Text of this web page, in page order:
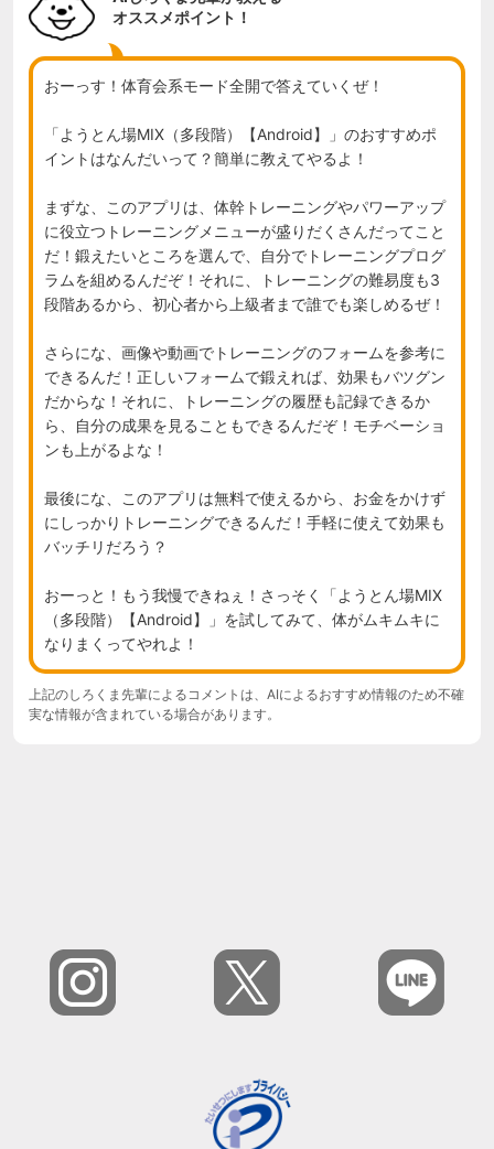
オススメポイント！
おーっす！体育会系モード全開で答えていくぜ！
「ようとん場MIX（多段階）【Android】」のおすすめポ
イントはなんだいって？簡単に教えてやるよ！
まずな、このアプリは、体幹トレーニングやパワーアップ
に役立つトレーニングメニューが盛りだくさんだってこと
だ！鍛えたいところを選んで、自分でトレーニングプログ
ラムを組めるんだぞ！それに、トレーニングの難易度も3
段階あるから、初心者から上級者まで誰でも楽しめるぜ！
さらにな、画像や動画でトレーニングのフォームを参考に
できるんだ！正しいフォームで鍛えれば、効果もバツグン
だからな！それに、トレーニングの履歴も記録できるか
ら、自分の成果を見ることもできるんだぞ！モチベーショ
ンも上がるよな！
最後にな、このアプリは無料で使えるから、お金をかけず
にしっかりトレーニングできるんだ！手軽に使えて効果も
バッチリだろう？
おーっと！もう我慢できねぇ！さっそく「ようとん場MIX
（多段階）【Android】」を試してみて、体がムキムキに
なりまくってやれよ！
上記のしろくま先輩によるコメントは、AIによるおすすめ情報のため不確
実な情報が含まれている場合があります。